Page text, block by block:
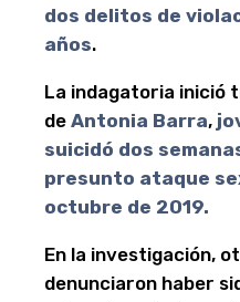
dos delitos de
años.
La indagatoria inició
de Antonia Barra,
suicidó dos
presunto ataque
octubre de 2019.
En la investigación,
denunciaron haber